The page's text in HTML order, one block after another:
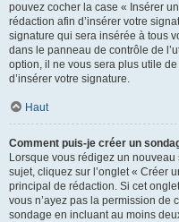
pouvez cocher la case « Insérer
rédaction afin d’insérer votre
signature qui sera insérée à tous
dans le panneau de contrôle de
option, il ne vous sera plus utile
d’insérer votre signature.
Haut
Comment puis-je créer un
Lorsque vous rédigez un
sujet, cliquez sur l’onglet « Créer
principal de rédaction. Si cet
vous n’ayez pas la permission de
sondage en incluant au moins